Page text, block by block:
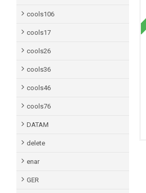
cools106
cools17
cools26
cools36
cools46
cools76
DATAM
delete
enar
GER